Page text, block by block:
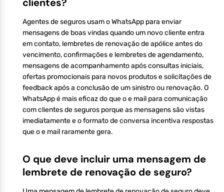
Agentes de seguros usam o WhatsApp para enviar
mensagens de boas vindas quando um novo cliente entra
em contato, lembretes de renovação de apólice antes do
vencimento, confirmações e lembretes de agendamento,
mensagens de acompanhamento após consultas iniciais,
ofertas promocionais para novos produtos e solicitações de
feedback após a conclusão de um sinistro ou renovação. O
WhatsApp é mais eficaz do que o e mail para comunicação
com clientes de seguros porque as mensagens são vistas
imediatamente e o formato de conversa incentiva respostas
que o e mail raramente gera.
O que deve incluir uma mensagem de
lembrete de renovação de seguro?